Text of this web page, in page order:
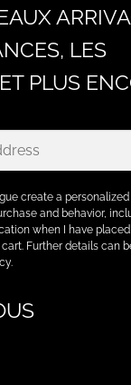
LES
PLUS
create a
and behavior,
when I have
Further details can